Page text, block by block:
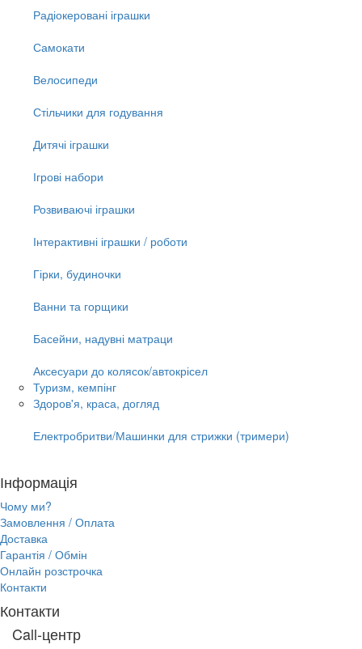
Радіокеровані іграшки
Самокати
Велосипеди
Стільчики для годування
Дитячі іграшки
Ігрові набори
Розвиваючі іграшки
Інтерактивні іграшки / роботи
Гірки, будиночки
Ванни та горщики
Басейни, надувні матраци
Аксесуари до колясок/автокрісел
Туризм, кемпінг
Здоров'я, краса, догляд
Електробритви/Машинки для стрижки (тримери)
Інформація
Чому ми?
Замовлення / Оплата
Доставка
Гарантія / Обмін
Онлайн розстрочка
Контакти
Контакти
Call-центр